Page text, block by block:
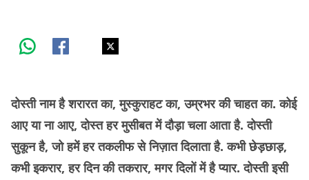
दोस्ती नाम है शरारत का, मुस्कुराहट का, उम्रभर की चाहत का. कोई
आए या ना आए, दोस्त हर मुसीबत में दौड़ा चला आता है. दोस्ती
सुकून है, जो हमें हर तकलीफ से निज़ात दिलाता है. कभी छेड़छाड़,
कभी इकरार, हर दिन की तकरार, मगर दिलों में है प्यार. दोस्ती इसी